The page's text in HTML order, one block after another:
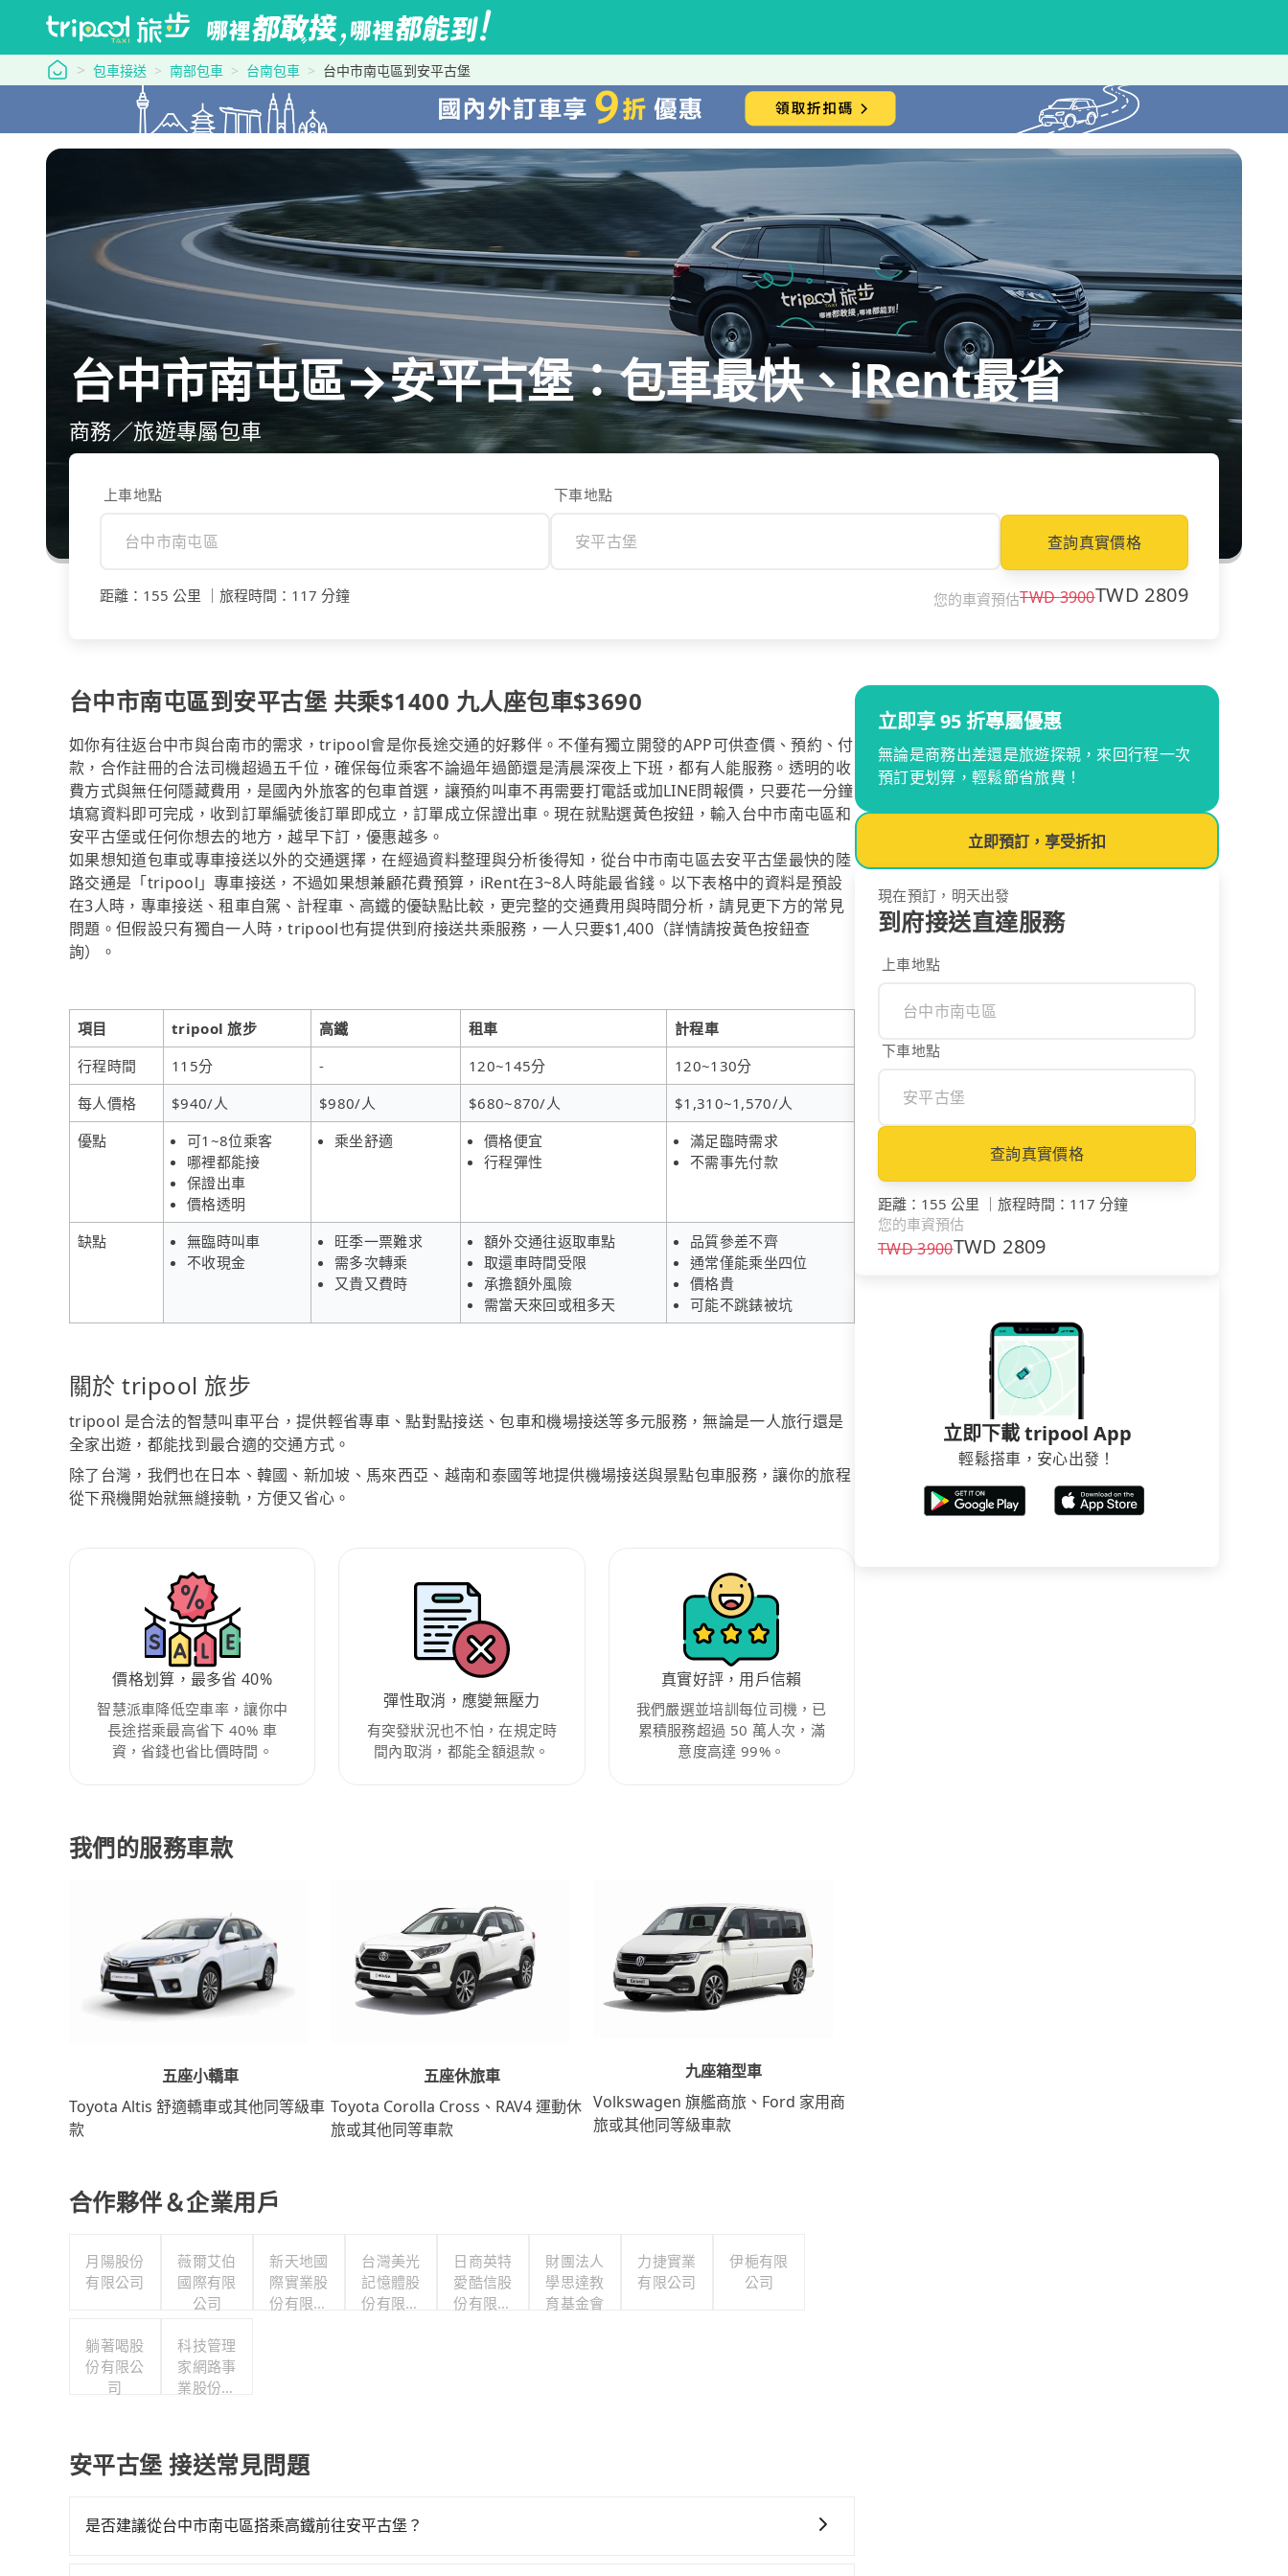
tripool 旅步
包車接送 南部包車 台南包車 台中市南屯區到安平古堡
台中市南屯區→安平古堡：包車最快、iRent最省
商務／旅遊專屬包車
上車地點 下車地點
查詢真實價格
距離 ： 155 公里 旅程時間 ： 117 分鐘 您的車資預估TWD3900TWD 2809
台中市南屯區到安平古堡 共乘$1400 九人座包車$3690
如你有往返台中市與台南市的需求，tripool會是你長途交通的好夥伴。不僅有獨立開發的APP可供查價、預約、付
款，合作註冊的合法司機超過五千位，確保每位乘客不論過年過節還是清晨深夜上下班，都有人能服務。透明的收
費方式與無任何隱藏費用，是國內外旅客的包車首選，讓預約叫車不再需要打電話或加LINE問報價，只要花一分鐘
填寫資料即可完成，收到訂單編號後訂單即成立，訂單成立保證出車。現在就點選黃色按鈕，輸入台中市南屯區和
安平古堡或任何你想去的地方，越早下訂，優惠越多。
如果想知道包車或專車接送以外的交通選擇，在經過資料整理與分析後得知，從台中市南屯區去安平古堡最快的陸
路交通是「tripool」專車接送，不過如果想兼顧花費預算，iRent在3~8人時能最省錢。以下表格中的資料是預設
在3人時，專車接送、租車自駕、計程車、高鐵的優缺點比較，更完整的交通費用與時間分析，請見更下方的常見
問題。但假設只有獨自一人時，tripool也有提供到府接送共乘服務，一人只要$1,400（詳情請按黃色按鈕查
詢）。
項目 tripool 旅步 高鐵 租車
計程車
行程時間
115分 - 120~145分
120~130分
每人價格
$940/人 $980/人 $680~870/人
$1,310~1,570/人
優點
可1~8位乘客
哪裡都能接
保證出車
價格透明
乘坐舒適
價格便宜
行程彈性
滿足臨時需求
不需事先付款
缺點
無臨時叫車
不收現金
旺季一票難求
需多次轉乘
又貴又費時
額外交通往返取車點
取還車時間受限
承擔額外風險
需當天來回或租多天
品質參差不齊
通常僅能乘坐四位
價格貴
可能不跳錶被坑
關於 tripool 旅步
tripool 是合法的智慧叫車平台，提供輕省專車、點對點接送、包車和機場接送等多元服務，無論是一人旅行還是
全家出遊，都能找到最合適的交通方式。
除了台灣，我們也在日本、韓國、新加坡、馬來西亞、越南和泰國等地提供機場接送與景點包車服務，讓你的旅程
從下飛機開始就無縫接軌，方便又省心。
價格划算，最多省 40%
智慧派車降低空車率，讓你中
長途搭乘最高省下 40% 車
資，省錢也省比價時間。
彈性取消，應變無壓力
有突發狀況也不怕，在規定時
間內取消，都能全額退款。
真實好評，用戶信賴
我們嚴選並培訓每位司機，已
累積服務超過 50 萬人次，滿
意度高達 99%。
我們的服務車款
五座小轎車
Toyota Altis 舒適轎車或其他同等級車
款
五座休旅車
Toyota Corolla Cross、RAV4 運動休
旅或其他同等車款
九座箱型車
Volkswagen 旗艦商旅、Ford 家用商
旅或其他同等級車款
合作夥伴＆企業用戶
月陽股份
有限公司
薇爾艾伯
國際有限
公司
新天地國
際實業股
份有限公
台灣美光
記憶體股
份有限公
日商英特
愛酷信股
份有限公
財團法人
學思達教
育基金會
力捷實業
有限公司
伊梔有限
公司
躺著喝股
份有限公
司
科技管理
家網路事
業股份有
安平古堡 接送常見問題
是否建議從台中市南屯區搭乘高鐵前往安平古堡？
立即享 95 折專屬優惠
無論是商務出差還是旅遊探親，來回行程一次
預訂更划算，輕鬆節省旅費！
立即預訂，享受折扣
現在預訂，明天出發
到府接送直達服務
上車地點
下車地點
查詢真實價格
距離 ： 155 公里 ｜ 旅程時間 ： 117 分鐘
您的車資預估
TWD3900TWD 2809
立即下載 tripool App
輕鬆搭車，安心出發！